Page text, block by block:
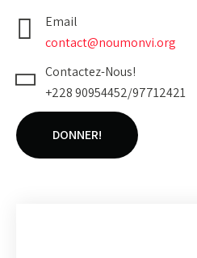
Email
contact@noumonvi.org
Contactez-Nous!
+228 90954452/97712421
DONNER!